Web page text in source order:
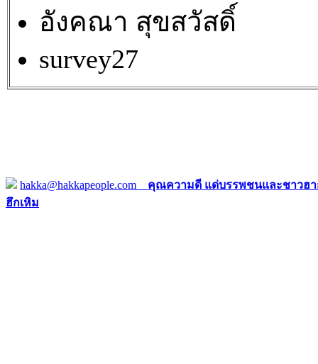
อังคณา สุขสวัสดิ์
survey27
hakka@hakkapeople.com คุณความดี แด่บรรพชนและชาวฮ
ฮึกเหิม